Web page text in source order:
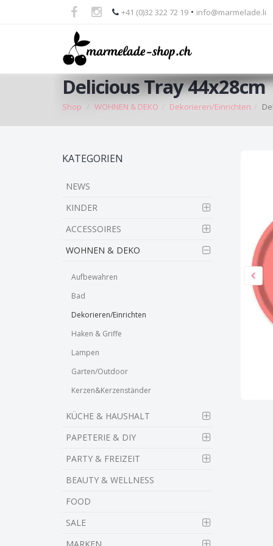
+41 (0)32 322 72 19 • info@marmelade.li
Delicious Tray 44x28cm
Shop WOHNEN & DEKO Dekorieren/Einrichten
KATEGORIEN
NEWS
KINDER
ACCESSOIRES
WOHNEN & DEKO
Aufbewahren
Bad
Dekorieren/Einrichten
Haken & Griffe
Lampen
Garten/Outdoor
Kerzen&Kerzenständer
KÜCHE & HAUSHALT
PAPETERIE & DIY
PARTY & FREIZEIT
BEAUTY & WELLNESS
FOOD
SALE